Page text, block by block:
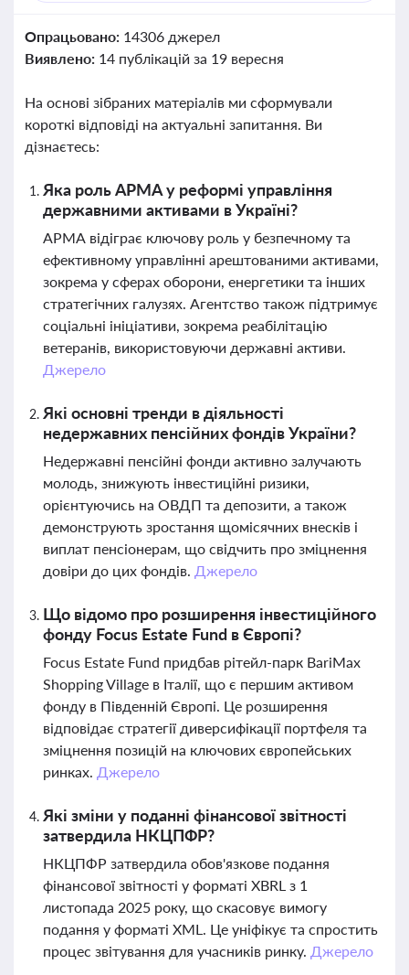
Опрацьовано: 14306 джерел
Виявлено: 14 публікацій за 19 вересня
На основі зібраних матеріалів ми сформували
короткі відповіді на актуальні запитання. Ви
дізнаєтесь:
Яка роль АРМА у реформі управління
державними активами в Україні?
АРМА відіграє ключову роль у безпечному та
ефективному управлінні арештованими активами,
зокрема у сферах оборони, енергетики та інших
стратегічних галузях. Агентство також підтримує
соціальні ініціативи, зокрема реабілітацію
ветеранів, використовуючи державні активи.
Джерело
Які основні тренди в діяльності
недержавних пенсійних фондів України?
Недержавні пенсійні фонди активно залучають
молодь, знижують інвестиційні ризики,
орієнтуючись на ОВДП та депозити, а також
демонструють зростання щомісячних внесків і
виплат пенсіонерам, що свідчить про зміцнення
довіри до цих фондів. Джерело
Що відомо про розширення інвестиційного
фонду Focus Estate Fund в Європі?
Focus Estate Fund придбав рітейл-парк BariMax
Shopping Village в Італії, що є першим активом
фонду в Південній Європі. Це розширення
відповідає стратегії диверсифікації портфеля та
зміцнення позицій на ключових європейських
ринках. Джерело
Які зміни у поданні фінансової звітності
затвердила НКЦПФР?
НКЦПФР затвердила обов'язкове подання
фінансової звітності у форматі XBRL з 1
листопада 2025 року, що скасовує вимогу
подання у форматі XML. Це уніфікує та спростить
процес звітування для учасників ринку. Джерело